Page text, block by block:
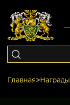
Главная> Награды